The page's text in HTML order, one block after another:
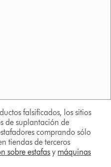
falsificados, los sitios
de suplantación de
comprando sólo
tiendas de terceros
sobre estafas y máquinas